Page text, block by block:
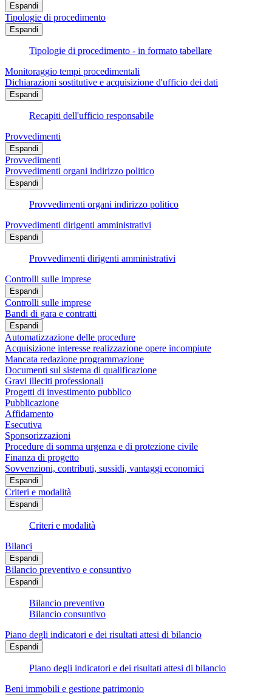
Espandi
Tipologie di procedimento
Espandi
Tipologie di procedimento - in formato tabellare
Monitoraggio tempi procedimentali
Dichiarazioni sostitutive e acquisizione d'ufficio dei dati
Espandi
Recapiti dell'ufficio responsabile
Provvedimenti
Espandi
Provvedimenti
Provvedimenti organi indirizzo politico
Espandi
Provvedimenti organi indirizzo politico
Provvedimenti dirigenti amministrativi
Espandi
Provvedimenti dirigenti amministrativi
Controlli sulle imprese
Espandi
Controlli sulle imprese
Bandi di gara e contratti
Espandi
Automatizzazione delle procedure
Acquisizione interesse realizzazione opere incompiute
Mancata redazione programmazione
Documenti sul sistema di qualificazione
Gravi illeciti professionali
Progetti di investimento pubblico
Pubblicazione
Affidamento
Esecutiva
Sponsorizzazioni
Procedure di somma urgenza e di protezione civile
Finanza di progetto
Sovvenzioni, contributi, sussidi, vantaggi economici
Espandi
Criteri e modalità
Espandi
Criteri e modalità
Bilanci
Espandi
Bilancio preventivo e consuntivo
Espandi
Bilancio preventivo
Bilancio consuntivo
Piano degli indicatori e dei risultati attesi di bilancio
Espandi
Piano degli indicatori e dei risultati attesi di bilancio
Beni immobili e gestione patrimonio